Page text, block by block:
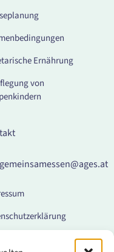
Ernährung
von
gemeinsamessen@ages.at